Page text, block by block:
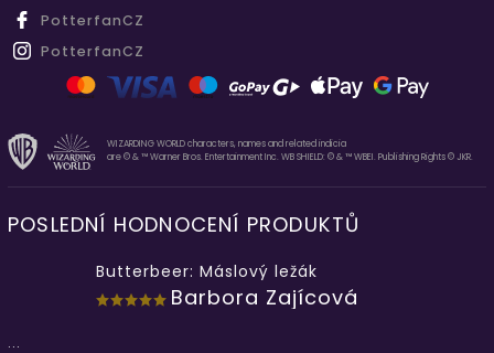
PotterfanCZ
PotterfanCZ
WIZARDING WORLD characters, names and related indicia
are © & ™ Warner Bros. Entertainment Inc. WB SHIELD: © & ™ WBEI. Publishing Rights © JKR.
POSLEDNÍ HODNOCENÍ PRODUKTŮ
Butterbeer: Máslový ležák
Barbora Zajícová
...